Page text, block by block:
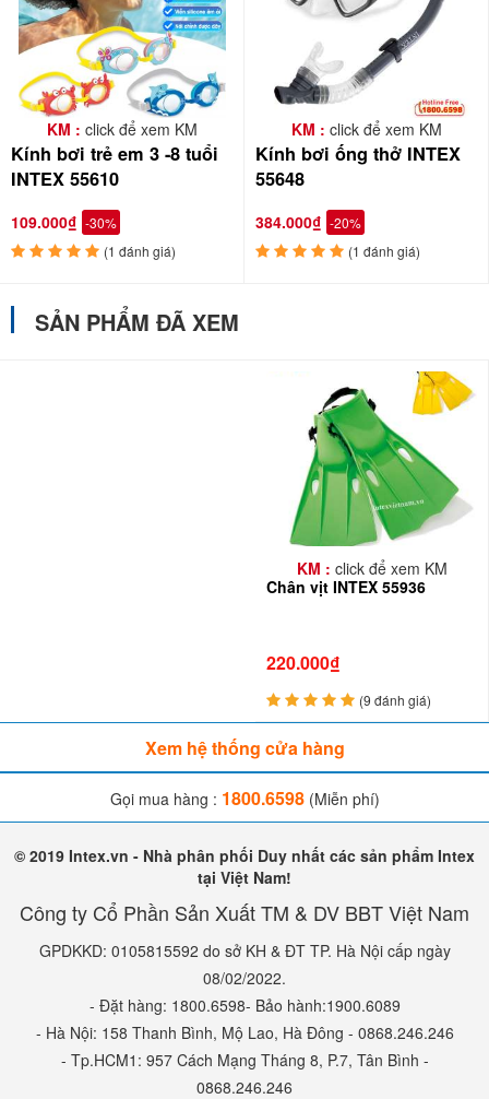
KM : click để xem KM
Kính bơi trẻ em 3 -8 tuổi
INTEX 55610
109.000₫ -30%
(1 đánh giá)
KM : click để xem KM
Kính bơi ống thở INTEX
55648
384.000₫ -20%
(1 đánh giá)
SẢN PHẨM ĐÃ XEM
KM : click để xem KM
Chân vịt INTEX 55936
220.000₫
(9 đánh giá)
Xem hệ thống cửa hàng
Gọi mua hàng : 1800.6598(Miễn phí)
© 2019 Intex.vn - Nhà phân phối Duy nhất các sản phẩm Intex
tại Việt Nam!
Công ty Cổ Phần Sản Xuất TM & DV BBT Việt Nam
GPDKKD: 0105815592 do sở KH & ĐT TP. Hà Nội cấp ngày
08/02/2022.
- Đặt hàng: 1800.6598- Bảo hành:1900.6089
- Hà Nội: 158 Thanh Bình, Mộ Lao, Hà Đông - 0868.246.246
- Tp.HCM1: 957 Cách Mạng Tháng 8, P.7, Tân Bình -
0868.246.246